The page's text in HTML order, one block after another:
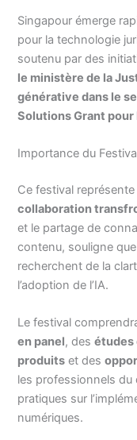
Singapour émerge
pour la technologie
soutenu par des
le ministère de la
générative dans le
Solutions Grant
Importance du
Ce festival
collaboration
et le partage de
contenu, souligne
recherchent de la
l’adoption de l’IA.
Le festival
en panel, desétudes
produits et des
les professionnels
pratiques sur
numériques.